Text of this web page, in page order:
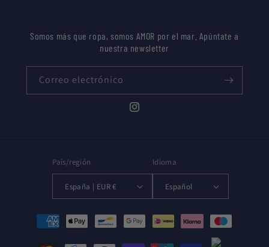
Somos más que ropa, somos AMOR por el mar. Apúntate a
nuestra newsletter
Correo electrónico
Instagram
País/región
España | EUR €
Idioma
Español
Formas